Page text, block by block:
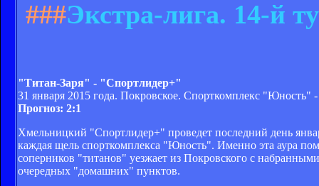
###Экстра-лига. 14-й
"Титан-Заря" - "Спортлидер+"
31 января 2015 года. Покровское. Спорткомплекс "Юность"
Прогноз: 2:1
Хмельницкий "Спортлидер+" проведет последний день
каждая щель спорткомплекса "Юность". Именно эта аура
соперников "титанов" уезжает из Покровского с
очередных "домашних" пунктов.